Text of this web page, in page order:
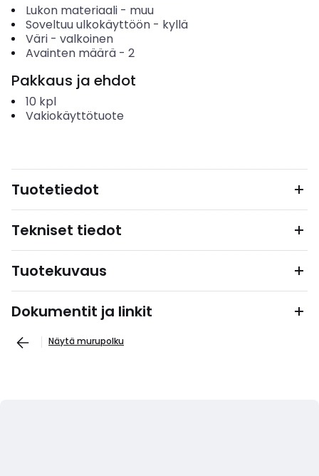
Lukon materiaali- muu
Soveltuu ulkokäyttöön- kyllä
Väri- valkoinen
Avainten määrä- 2
Pakkaus ja ehdot
10 kpl
Vakiokäyttötuote
Tuotetiedot
Tekniset tiedot
Tuotekuvaus
Dokumentit ja linkit
Näytä murupolku